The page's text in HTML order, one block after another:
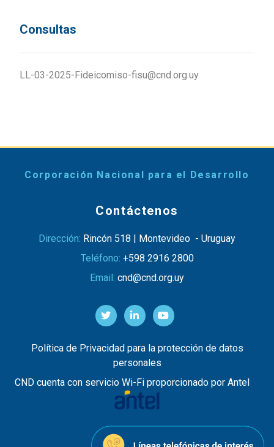
Consultas
LL-03-2025-Fideicomiso-fisu@cnd.org.uy
Corporación Nacional para el Desarrollo
Contáctenos
Dirección: Rincón 518 | Montevideo - Uruguay
Teléfono: +598 2916 2800
Email: cnd@cnd.org.uy
Política de Privacidad para la protección de datos
personales
CND cuenta con servicio Wi-Fi proporcionado por Antel